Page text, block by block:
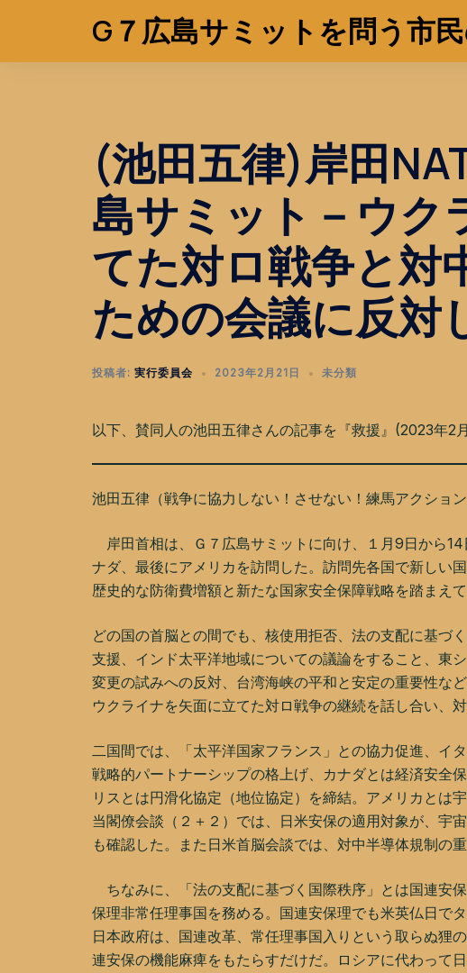
テ
G７広島サミットを問う市
(池田五律)岸田
島サミット－ウク
てた対ロ戦争と対
ための会議に反対
投稿者: 実行委員会 2023年2月21日 未分類
以下、賛同人の池田五律さんの記事を『救援』(2023年2
池田五律（戦争に協力しない！させない！練馬アクション
岸田首相は、Ｇ７広島サミットに向け、１月9日から
ナダ、最後にアメリカを訪問した。訪問先各国で新しい
歴史的な防衛費増額と新たな国家安全保障戦略を踏まえ
どの国の首脳との間でも、核使用拒否、法の支配に基づ
支援、インド太平洋地域についての議論をすること、東
変更の試みへの反対、台湾海峡の平和と安定の重要性な
ウクライナを矢面に立てた対ロ戦争の継続を話し合い、
二国間では、「太平洋国家フランス」との協力促進、イ
戦略的パートナーシップの格上げ、カナダとは経済安全
リスとは円滑化協定（地位協定）を締結。アメリカとは
当閣僚会談（２＋２）では、日米安保の適用対象が、宇
も確認した。また日米首脳会談では、対中半導体規制の
ちなみに、「法の支配に基づく国際秩序」とは国連安
保理非常任理事国を務める。国連安保理でも米英仏日で
日本政府は、国連改革、常任理事国入りという取らぬ狸
連安保の機能麻痺をもたらすだけだ。ロシアに代わって